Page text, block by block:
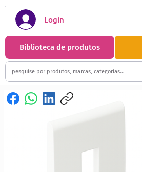
Biblioteca de produtos
Login